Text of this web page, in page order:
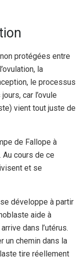
protégées entre
la
le processus
car l’ovule
vient tout juste de
de Fallope à
Au cours de ce
et se
développe à partir
aide à
dans l’utérus.
un chemin dans la
tire réellement